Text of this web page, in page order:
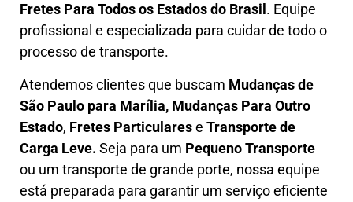
Fretes Para Todos os Estados do Brasil . Equipe
profissional e especializada para cuidar de todo o
processo de transporte.
Atendemos clientes que buscam Mudançasde
São Paulo para Marília, Mudanças Para Outro
Estado, Fretes Particularese Transportede
Carga Leve. Seja para um Pequeno Transporte
ou um transporte de grande porte, nossa equipe
está preparada para garantir um serviço eficiente